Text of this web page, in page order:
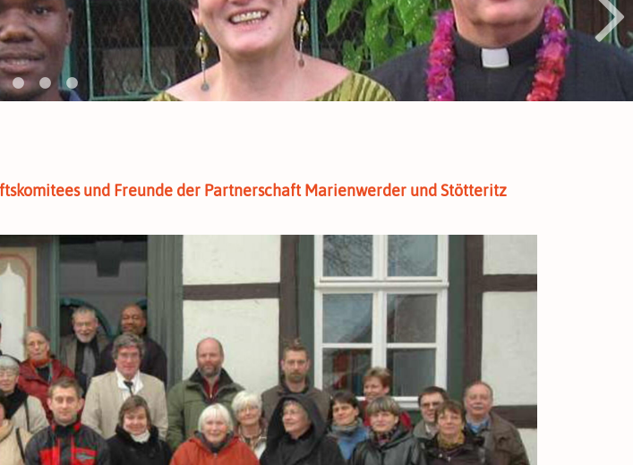
und Freunde der Partnerschaft Marienwerder und Stötteritz